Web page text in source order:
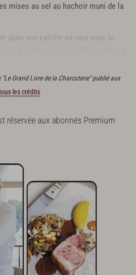
mises au sel au hachoir muni de la
dans une calotte en inox avec le
Grand Livre de la Charcuterie" publié aux
les crédits
réservée aux abonnés Premium